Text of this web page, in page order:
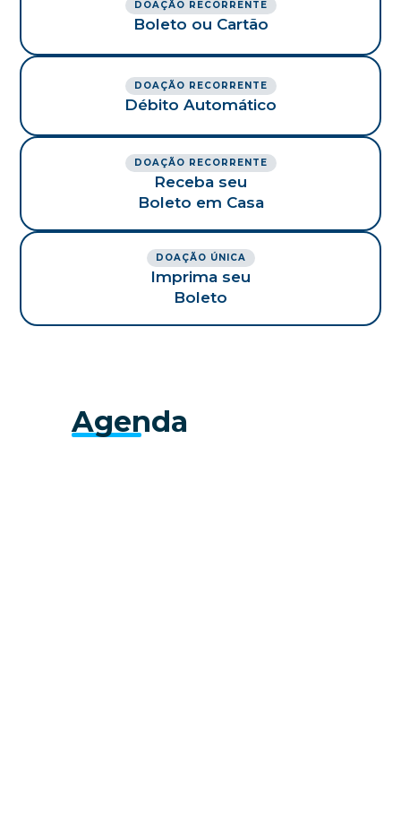
DOAÇÃO RECORRENTE
Boleto ou Cartão
DOAÇÃO RECORRENTE
Débito Automático
DOAÇÃO RECORRENTE
Receba seu
Boleto em Casa
DOAÇÃO ÚNICA
Imprima seu
Boleto
Agenda